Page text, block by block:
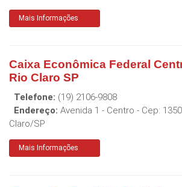
Mais Informações
Caixa Econômica Federal
Rio Claro SP
Telefone: (19) 2106-9808
Endereço: Avenida 1 - Centro - Cep:
Claro/SP
Mais Informações